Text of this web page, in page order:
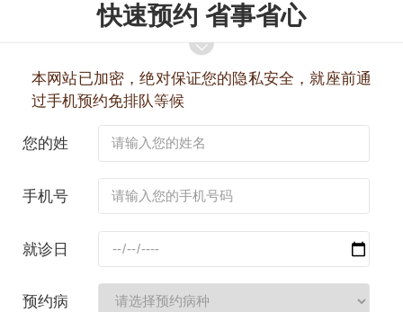
快速预约 省事省心
本网站已加密，绝对保证您的隐私安全，就座前通
过手机预约免排队等候
您的姓
手机号
就诊日
预约病